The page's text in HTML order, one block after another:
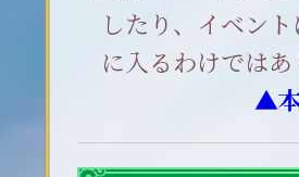
したり、イベン
に入るわけではあ
▲